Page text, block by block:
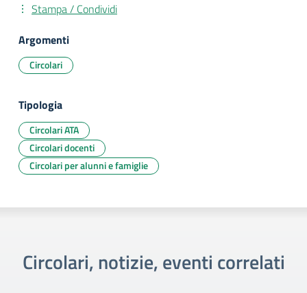
Stampa / Condividi
Argomenti
Circolari
Tipologia
Circolari ATA
Circolari docenti
Circolari per alunni e famiglie
Circolari, notizie, eventi correlati